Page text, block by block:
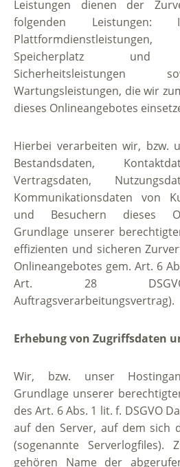
Leistungen dienen der
folgenden Leistungen:
Speicherplatz und
Sicherheitsleistungen
Wartungsleistungen, die wir
dieses Onlineangebotes
Hierbei verarbeiten wir, bzw.
Bestandsdaten,
Vertragsdaten,
Kommunikationsdaten von
und Besuchern dieses
Grundlage unserer
effizienten und sicheren
Onlineangebotes gem. Art. 6
Art. 28 DSGVO
Auftragsverarbeitungsvertrag).
Erhebung von Zugriffsdaten
Wir, bzw. unser
Grundlage unserer
des Art. 6 Abs. 1 lit. f. DSGVO
auf den Server, auf dem sich
(sogenannte Serverlogfiles).
gehören Name der